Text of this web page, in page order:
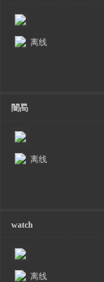
离线
闇晑
离线
watch
离线